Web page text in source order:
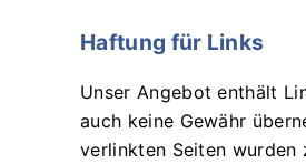
Haftung für Links
Unser Angebot enthält
auch keine Gewähr
verlinkten Seiten